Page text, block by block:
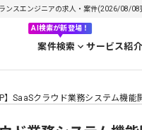
ンスエンジニアの求人・案件(2026/08/08
AI検索が新登場！
案件検索 サービス紹介
】SaaSクラウド業務システム機能